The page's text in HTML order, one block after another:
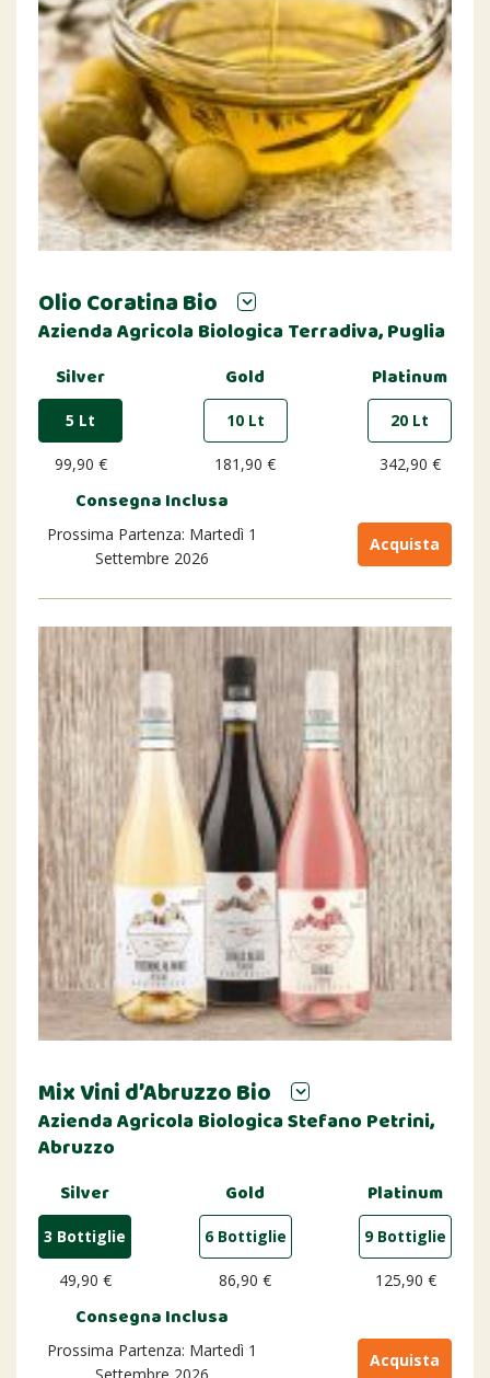
Olio Coratina Bio
Azienda Agricola Biologica Terradiva, Puglia
Silver
5 Lt
99,90 €
Gold
10 Lt
181,90 €
Platinum
20 Lt
342,90 €
Consegna Inclusa
Prossima Partenza: Martedì 1
Settembre 2026
Acquista
Mix Vini d’Abruzzo Bio
Azienda Agricola Biologica Stefano Petrini,
Abruzzo
Silver
3 Bottiglie
49,90 €
Gold
6 Bottiglie
86,90 €
Platinum
9 Bottiglie
125,90 €
Consegna Inclusa
Prossima Partenza: Martedì 1
Acquista